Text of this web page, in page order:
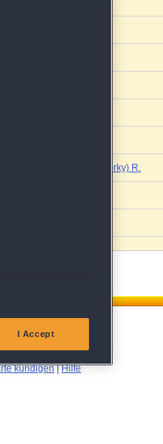
Gaby (Webworky) R.
kündigen|Hilfe
I Accept